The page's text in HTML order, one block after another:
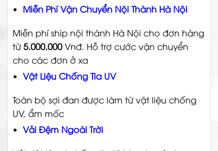
Miễn Phí Vận Chuyển Nội Thành Hà Nội
Miễn phí ship nội thành Hà Nội cho đơn hàng
từ 5.000.000 Vnđ. Hỗ trợ cước vận chuyển
cho các đơn ở xa
Vật Liệu Chống Tia UV
Toàn bộ sợi đan được làm từ vật liệu chống
UV, ẩm mốc
Vải Đệm Ngoài Trời